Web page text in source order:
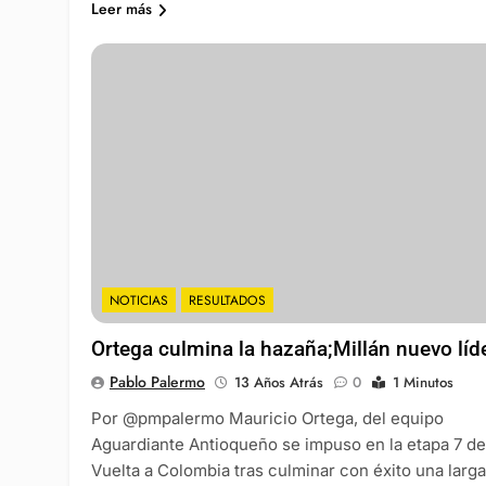
Leer más
NOTICIAS RESULTADOS
Ortega culmina la hazaña;Millán nuevo
Pablo Palermo 13 Años Atrás 0
1 Minutos
Por @pmpalermo Mauricio Ortega, del equipo
Aguardiante Antioqueño se impuso en la etapa 7
Vuelta a Colombia tras culminar con éxito una larga